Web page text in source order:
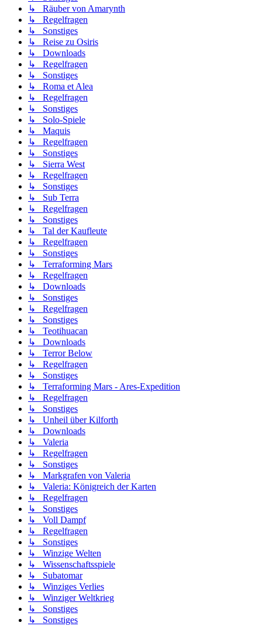
↳ Räuber von Amarynth
↳ Regelfragen
↳ Sonstiges
↳ Reise zu Osiris
↳ Downloads
↳ Regelfragen
↳ Sonstiges
↳ Roma et Alea
↳ Regelfragen
↳ Sonstiges
↳ Solo-Spiele
↳ Maquis
↳ Regelfragen
↳ Sonstiges
↳ Sierra West
↳ Regelfragen
↳ Sonstiges
↳ Sub Terra
↳ Regelfragen
↳ Sonstiges
↳ Tal der Kaufleute
↳ Regelfragen
↳ Sonstiges
↳ Terraforming Mars
↳ Regelfragen
↳ Downloads
↳ Sonstiges
↳ Regelfragen
↳ Sonstiges
↳ Teotihuacan
↳ Downloads
↳ Terror Below
↳ Regelfragen
↳ Sonstiges
↳ Terraforming Mars - Ares-Expedition
↳ Regelfragen
↳ Sonstiges
↳ Unheil über Kilforth
↳ Downloads
↳ Valeria
↳ Regelfragen
↳ Sonstiges
↳ Markgrafen von Valeria
↳ Valeria: Königreich der Karten
↳ Regelfragen
↳ Sonstiges
↳ Voll Dampf
↳ Regelfragen
↳ Sonstiges
↳ Winzige Welten
↳ Wissenschaftsspiele
↳ Subatomar
↳ Winziges Verlies
↳ Winziger Weltkrieg
↳ Sonstiges
↳ Sonstiges